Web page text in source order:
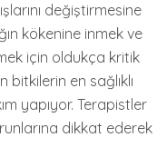
değiştirmesine
kökenine inmek ve
için oldukça kritik
bitkilerin en sağlıklı
yapıyor. Terapistler
dikkat ederek